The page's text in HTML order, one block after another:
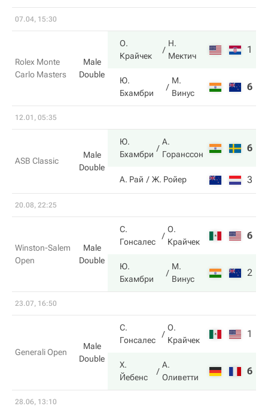
07.04, 15:30
Rolex Monte
Carlo Masters
Male
Double
О.
Крайчек
Н.
Мектич
1
Ю.
Бхамбри
М.
Винус
6
12.01, 05:35
ASB Classic
Male
Double
Ю.
Бхамбри
А.
Горанссон
6
А. Рай Ж. Ройер 3
20.08, 22:25
Winston-Salem
Open
Male
Double
С.
Гонсалес
О.
Крайчек
6
Ю.
Бхамбри
М.
Винус
2
23.07, 16:50
Generali Open
Male
Double
С.
Гонсалес
О.
Крайчек
1
Х.
Йебенс
А.
Оливетти
6
28.06, 13:10